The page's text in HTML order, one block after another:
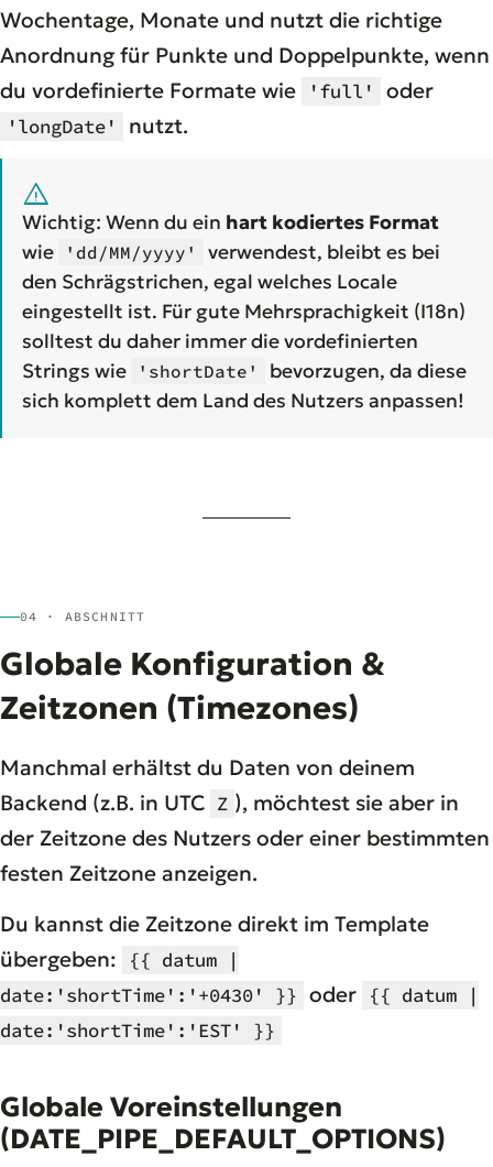
Wochentage, Monate und nutzt die richtige
Anordnung für Punkte und Doppelpunkte, wenn
du vordefinierte Formate wie
'full' oder
'longDate' nutzt.
warning
Wichtig: Wenn du ein hart kodiertes Format
wie
'dd/MM/yyyy'
verwendest, bleibt es bei
den Schrägstrichen, egal welches Locale
eingestellt ist. Für gute Mehrsprachigkeit (I18n)
solltest du daher immer die vordefinierten
Strings wie
'shortDate'
bevorzugen, da diese
sich komplett dem Land des Nutzers anpassen!
04 · ABSCHNITT
Globale Konfiguration &
Zeitzonen (Timezones)
Manchmal erhältst du Daten von deinem
Backend (z.B. in UTC Z ), möchtest sie aber in
der Zeitzone des Nutzers oder einer bestimmten
festen Zeitzone anzeigen.
Du kannst die Zeitzone direkt im Template
übergeben:
{{ datum |
date:'shortTime':'+0430' }} oder {{ datum |
date:'shortTime':'EST' }}
Globale Voreinstellungen
(DATE_PIPE_DEFAULT_OPTIONS)